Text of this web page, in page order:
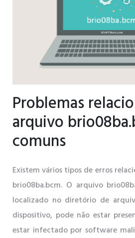
Problemas
arquivo
comuns
Existem vários tipos de erros
brio08ba.bcm. O arquivo
localizado no diretório de
dispositivo, pode não estar
estar infectado por software